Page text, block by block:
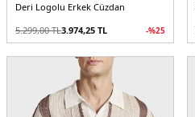
Deri Logolu Erkek Cüzdan
5.299,00TL3.974,25 TL -%25